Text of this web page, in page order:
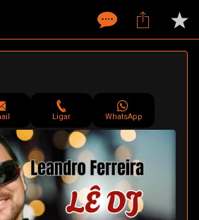
Ligar WhatsApp